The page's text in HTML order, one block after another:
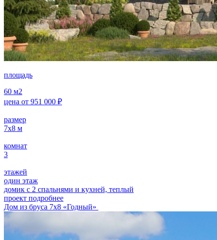
площадь
60 м2
цена от 951 000 ₽
размер
7х8 м
комнат
3
этажей
один этаж
домик с 2 спальнями и кухней, теплый
проект подробнее
Дом из бруса 7х8 «Годный»